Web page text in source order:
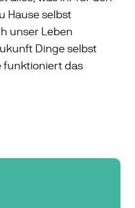
Hause selbst
unser Leben
Dinge selbst
funktioniert das